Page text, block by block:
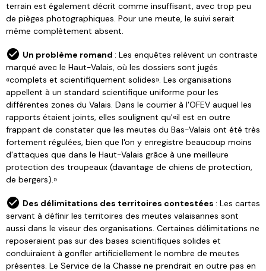
terrain est également décrit comme insuffisant, avec trop peu
de pièges photographiques. Pour une meute, le suivi serait
même complètement absent.
Un problème romand : Les enquêtes relèvent un contraste
marqué avec le Haut-Valais, où les dossiers sont jugés
«complets et scientifiquement solides». Les organisations
appellent à un standard scientifique uniforme pour les
différentes zones du Valais. Dans le courrier à l'OFEV auquel les
rapports étaient joints, elles soulignent qu'«il est en outre
frappant de constater que les meutes du Bas-Valais ont été très
fortement régulées, bien que l'on y enregistre beaucoup moins
d'attaques que dans le Haut-Valais grâce à une meilleure
protection des troupeaux (davantage de chiens de protection,
de bergers).»
Des délimitations des territoires contestées : Les cartes
servant à définir les territoires des meutes valaisannes sont
aussi dans le viseur des organisations. Certaines délimitations ne
reposeraient pas sur des bases scientifiques solides et
conduiraient à gonfler artificiellement le nombre de meutes
présentes. Le Service de la Chasse ne prendrait en outre pas en